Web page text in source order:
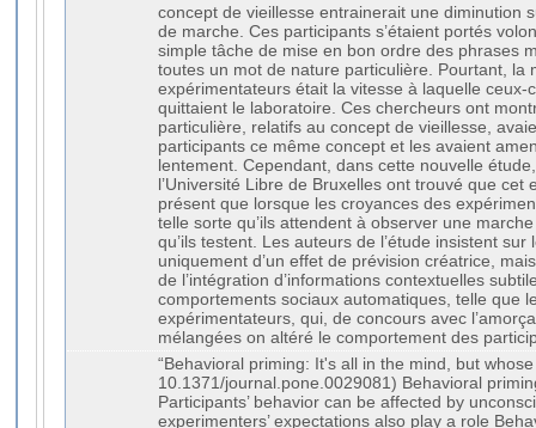
concept de vieillesse entrainerait une diminution
de marche. Ces participants s’étaient portés
simple tâche de mise en bon ordre des phrases
toutes un mot de nature particulière. Pourtant, la
expérimentateurs était la vitesse à laquelle ceux-
quittaient le laboratoire. Ces chercheurs ont
particulière, relatifs au concept de vieillesse,
participants ce même concept et les avaient
lentement. Cependant, dans cette nouvelle
l’Université Libre de Bruxelles ont trouvé que cet
présent que lorsque les croyances des
telle sorte qu’ils attendent à observer une
qu’ils testent. Les auteurs de l’étude insistent sur
uniquement d’un effet de prévision créatrice,
de l’intégration d’informations contextuelles
comportements sociaux automatiques, telle que
expérimentateurs, qui, de concours avec
mélangées on altéré le comportement des
“Behavioral priming: It's all in the mind, but
10.1371/journal.pone.0029081) Behavioral
Participants’ behavior can be affected by
experimenters’ expectations also play a role